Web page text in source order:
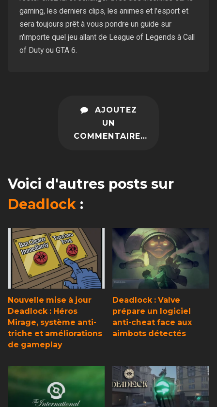
gaming, les derniers clips, les animes et l'esport et
sera toujours prêt à vous pondre un guide sur
n'importe quel jeu allant de League of Legends à Call
of Duty ou GTA 6.
AJOUTEZ
UN
COMMENTAIRE…
Voici d'autres posts sur
Deadlock :
Nouvelle mise à jour
Deadlock : Héros
Mirage, système anti-
triche et améliorations
de gameplay
Deadlock : Valve
prépare un logiciel
anti-cheat face aux
aimbots détectés